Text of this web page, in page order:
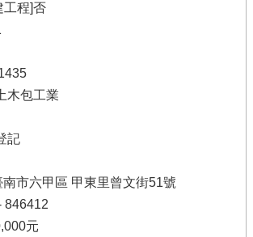
工程]否
木包工業
記
南市六甲區 甲東里曾文街51號
846412
元